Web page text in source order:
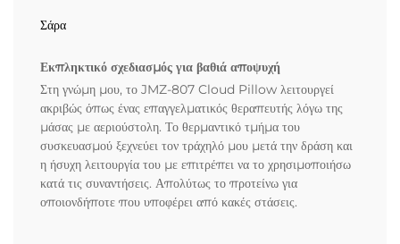
Σάρα
Εκπληκτικό σχεδιασμός για βαθιά αποψυχή
Στη γνώμη μου, το JMZ-807 Cloud Pillow λειτουργεί
ακριβώς όπως ένας επαγγελματικός θεραπευτής λόγω της
μάσας με αεριούστολη. Το θερμαντικό τμήμα του
συσκευασμού ξεχνεύει τον τράχηλό μου μετά την δράση και
η ήσυχη λειτουργία του με επιτρέπει να το χρησιμοποιήσω
κατά τις συναντήσεις. Απολύτως το προτείνω για
οποιονδήποτε που υποφέρει από κακές στάσεις.